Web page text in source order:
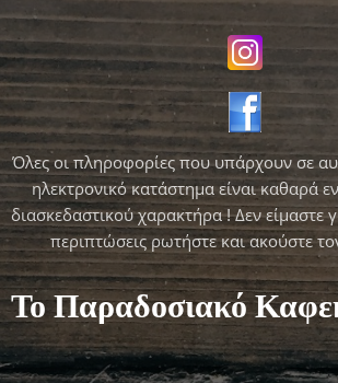
Όλες οι πληροφορίες που υπάρχουν σε
ηλεκτρονικό κατάστημα είναι καθαρά
διασκεδαστικού χαρακτήρα ! Δεν είμαστε
περιπτώσεις ρωτήστε και ακούστε
Το Παραδοσιακό